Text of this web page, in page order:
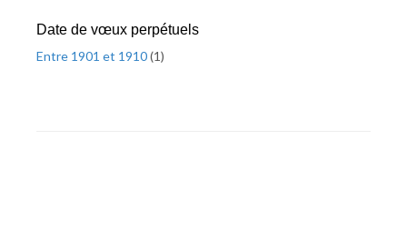
Date de vœux perpétuels
Entre 1901 et 1910(1)